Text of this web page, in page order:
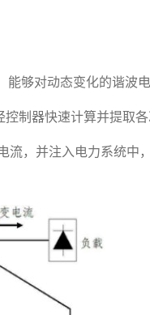
够对动态变化的谐波
制器快速计算并提取
流，并注入电力系统中